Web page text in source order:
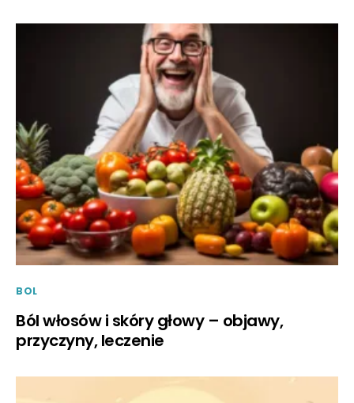
BOL
Ból włosów i skóry głowy – objawy,
przyczyny, leczenie